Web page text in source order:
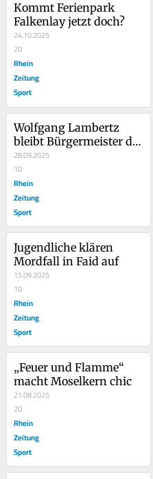
Kommt Ferienpark
Falkenlay jetzt doch?
24.10.2025
20
Rhein
Zeitung
Sport
Wolfgang Lambertz
bleibt Bürgermeister der
VG Cochem
28.09.2025
10
Rhein
Zeitung
Sport
Jugendliche klären
Mordfall in Faid auf
15.09.2025
10
Rhein
Zeitung
Sport
„Feuer und Flamme“
macht Moselkern chic
21.08.2025
20
Rhein
Zeitung
Sport